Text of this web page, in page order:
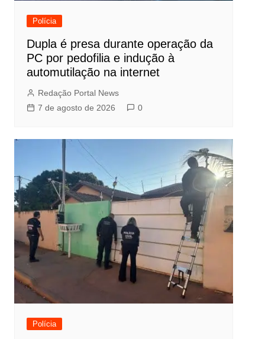
Polícia
Dupla é presa durante operação da
PC por pedofilia e indução à
automutilação na internet
Redação Portal News
7 de agosto de 2026
0
Polícia